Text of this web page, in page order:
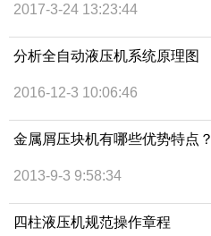
2017-3-24 13:23:44
分析全自动液压机系统原理图
2016-12-3 10:06:46
金属屑压块机有哪些优势特点？
2013-9-3 9:58:34
四柱液压机规范操作章程